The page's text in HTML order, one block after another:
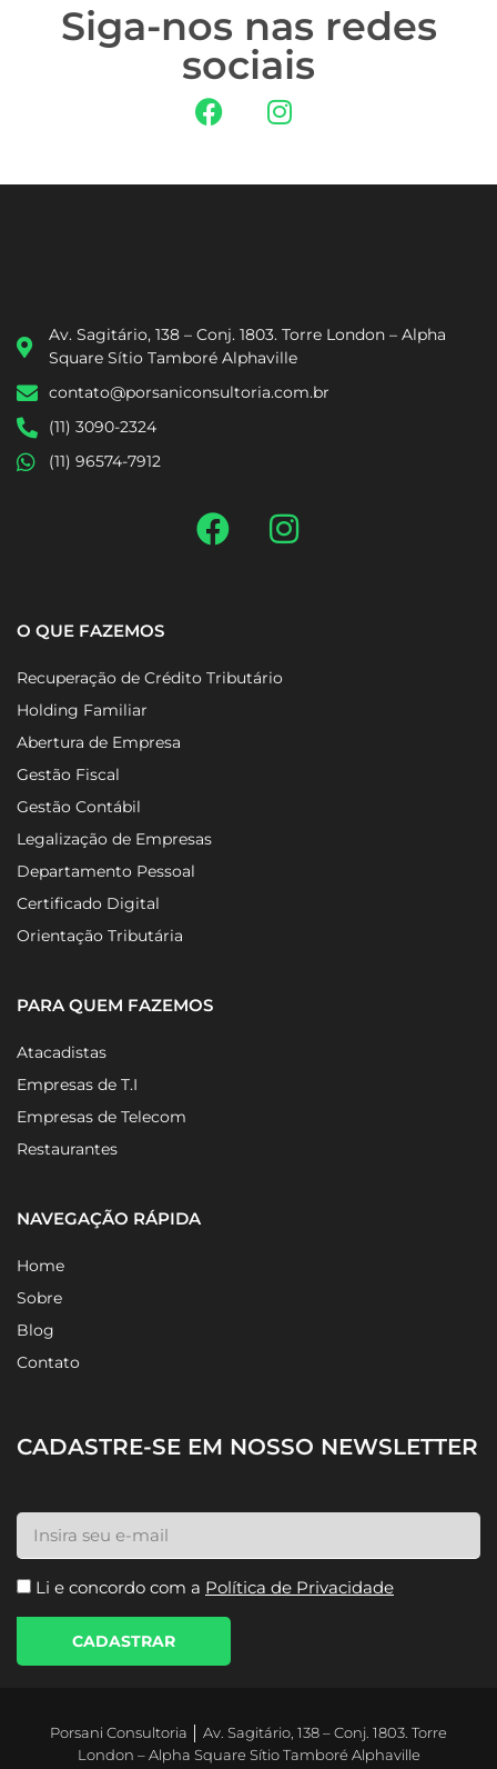
Siga-nos nas redes
sociais
Av. Sagitário, 138 – Conj. 1803. Torre London – Alpha
Square Sítio Tamboré Alphaville
contato@porsaniconsultoria.com.br
(11) 3090-2324
(11) 96574-7912
O QUE FAZEMOS
Recuperação de Crédito Tributário
Holding Familiar
Abertura de Empresa
Gestão Fiscal
Gestão Contábil
Legalização de Empresas
Departamento Pessoal
Certificado Digital
Orientação Tributária
PARA QUEM FAZEMOS
Atacadistas
Empresas de T.I
Empresas de Telecom
Restaurantes
NAVEGAÇÃO RÁPIDA
Home
Sobre
Blog
Contato
CADASTRE-SE EM NOSSO NEWSLETTER
Li e concordo com a Política de Privacidade
CADASTRAR
Porsani Consultoria │ Av. Sagitário, 138 – Conj. 1803. Torre
London – Alpha Square Sítio Tamboré Alphaville